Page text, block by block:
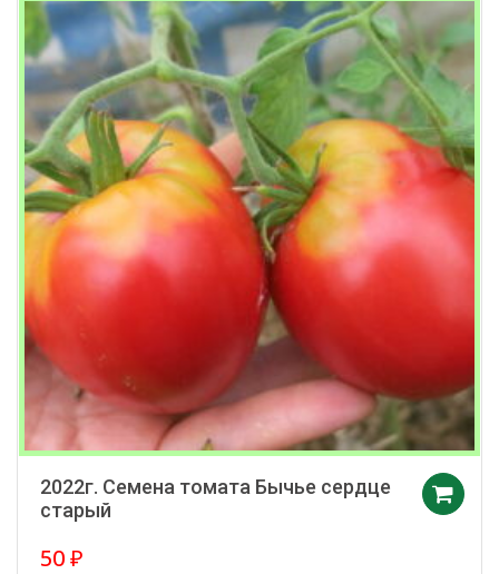
2022г. Семена томата Бычье сердце
старый
50₽